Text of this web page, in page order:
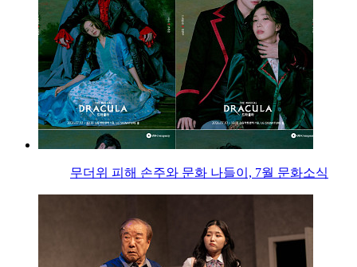
무더위 피해 손주와 문화 나들이, 7월 문화소식